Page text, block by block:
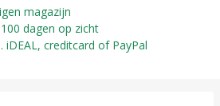
magazijn
dagen op zicht
iDEAL, creditcard of PayPal